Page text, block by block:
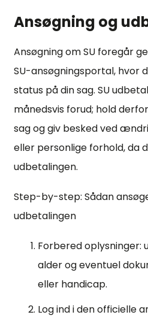
Ansøgning og
Ansøgning om SU foregår
SU-ansøgningsportal, hvor
status på din sag. SU
månedsvis forud; hold
sag og giv besked ved
eller personlige forhold, da
udbetalingen.
Step-by-step: Sådan
udbetalingen
Forbered oplysninger:
alder og eventuel
eller handicap.
Log ind i den officielle